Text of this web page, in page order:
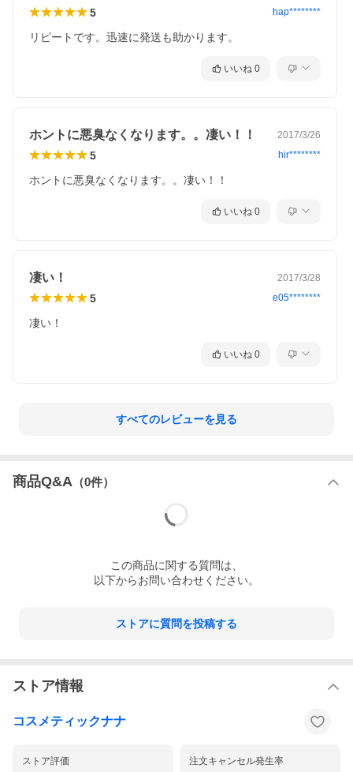
5 hap********
リピートです。迅速に発送も助かります。
いいね 0
ホントに悪臭なくなります。。凄い！！ 2017/3/26
5 hir********
ホントに悪臭なくなります。。凄い！！
いいね 0
凄い！ 2017/3/28
5 e05********
凄い！
いいね 0
すべてのレビューを見る
商品Q&A （0件）
この商品に関する質問は、
以下からお問い合わせください。
ストアに質問を投稿する
ストア情報
コスメティックナナ
ストア評価 注文キャンセル発生率